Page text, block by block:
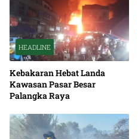
HEADLINE
Kebakaran Hebat Landa
Kawasan Pasar Besar
Palangka Raya